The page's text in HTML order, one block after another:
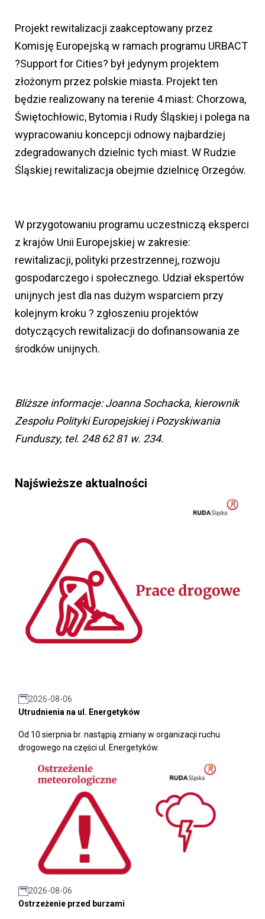
Projekt rewitalizacji zaakceptowany przez
Komisję Europejską w ramach programu URBACT
?Support for Cities? był jedynym projektem
złożonym przez polskie miasta. Projekt ten
będzie realizowany na terenie 4 miast: Chorzowa,
Świętochłowic, Bytomia i Rudy Śląskiej i polega na
wypracowaniu koncepcji odnowy najbardziej
zdegradowanych dzielnic tych miast. W Rudzie
Śląskiej rewitalizacja obejmie dzielnicę Orzegów.
W przygotowaniu programu uczestniczą eksperci
z krajów Unii Europejskiej w zakresie:
rewitalizacji, polityki przestrzennej, rozwoju
gospodarczego i społecznego. Udział ekspertów
unijnych jest dla nas dużym wsparciem przy
kolejnym kroku ? zgłoszeniu projektów
dotyczących rewitalizacji do dofinansowania ze
środków unijnych.
Bliższe informacje: Joanna Sochacka, kierownik
Zespołu Polityki Europejskiej i Pozyskiwania
Funduszy, tel. 248 62 81 w. 234.
Najświeższe aktualności
2026-08-06
Utrudnienia na ul. Energetyków
Od 10 sierpnia br. nastąpią zmiany w organizacji ruchu
drogowego na części ul. Energetyków.
2026-08-06
Ostrzeżenie przed burzami